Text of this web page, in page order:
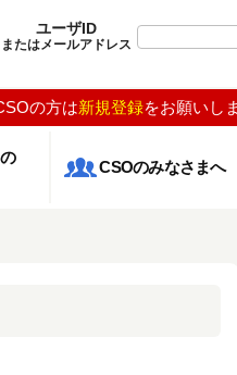
ユーザID
またはメールアドレス
の方は新規登録をお願いし
CSOのみなさまへ